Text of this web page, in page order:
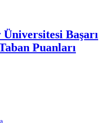
Başarı
Puanları